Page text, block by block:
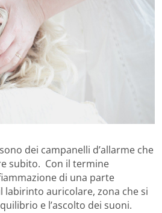
dei campanelli d’allarme che
subito. Con il termine
di una parte
labirinto auricolare, zona che si
e l’ascolto dei suoni.